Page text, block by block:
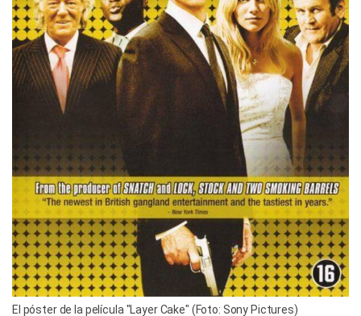
El póster de la película "Layer Cake" (Foto: Sony Pictures)